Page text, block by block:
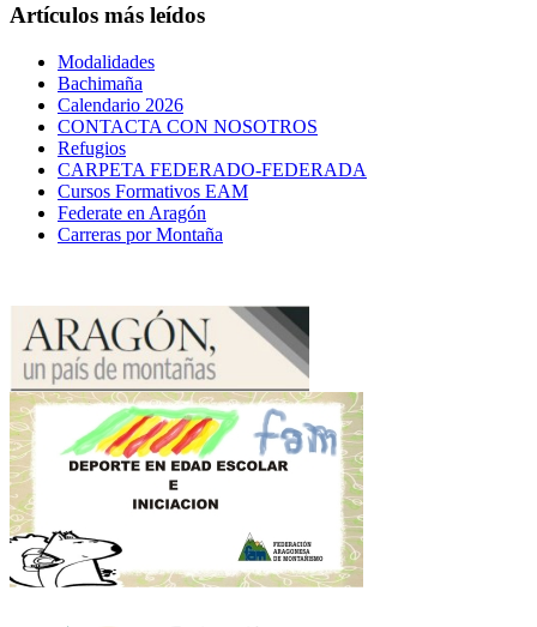
Artículos más leídos
Modalidades
Bachimaña
Calendario 2026
CONTACTA CON NOSOTROS
Refugios
CARPETA FEDERADO-FEDERADA
Cursos Formativos EAM
Federate en Aragón
Carreras por Montaña